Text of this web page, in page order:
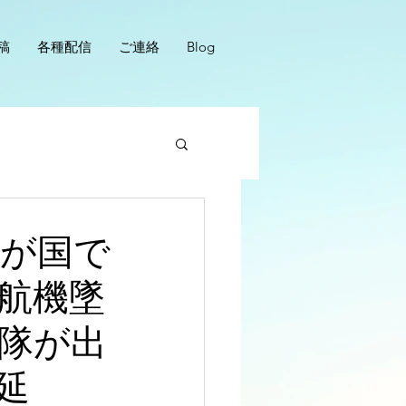
各種配信 ご連絡 Blog
国で
機墜
が出